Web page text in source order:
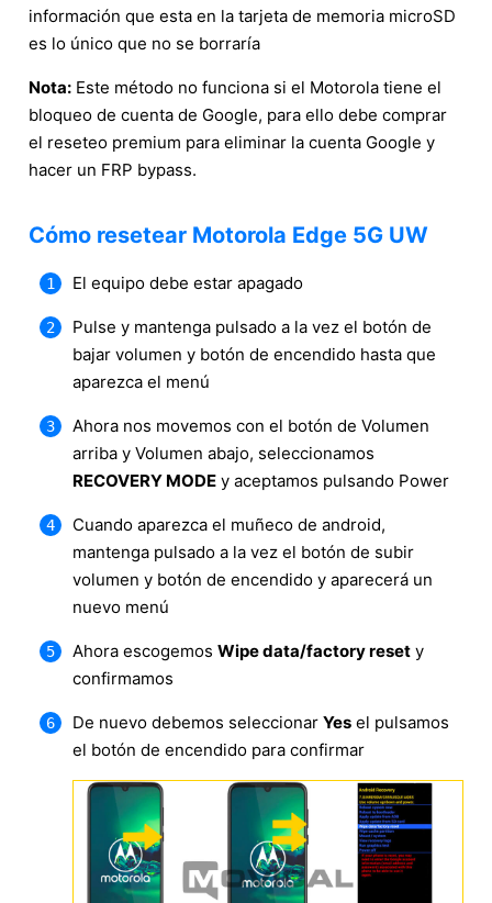
información que esta en la tarjeta de memoria microSD
es lo único que no se borraría
Nota: Este método no funciona si el Motorola tiene el
bloqueo de cuenta de Google, para ello debe comprar
el reseteo premium para eliminar la cuenta Google y
hacer un FRP bypass.
Cómo resetear Motorola Edge 5G UW
El equipo debe estar apagado
Pulse y mantenga pulsado a la vez el botón de
bajar volumen y botón de encendido hasta que
aparezca el menú
Ahora nos movemos con el botón de Volumen
arriba y Volumen abajo, seleccionamos
RECOVERY MODE y aceptamos pulsando Power
Cuando aparezca el muñeco de android,
mantenga pulsado a la vez el botón de subir
volumen y botón de encendido y aparecerá un
nuevo menú
Ahora escogemos Wipe data/factory reset y
confirmamos
De nuevo debemos seleccionar Yes el pulsamos
el botón de encendido para confirmar